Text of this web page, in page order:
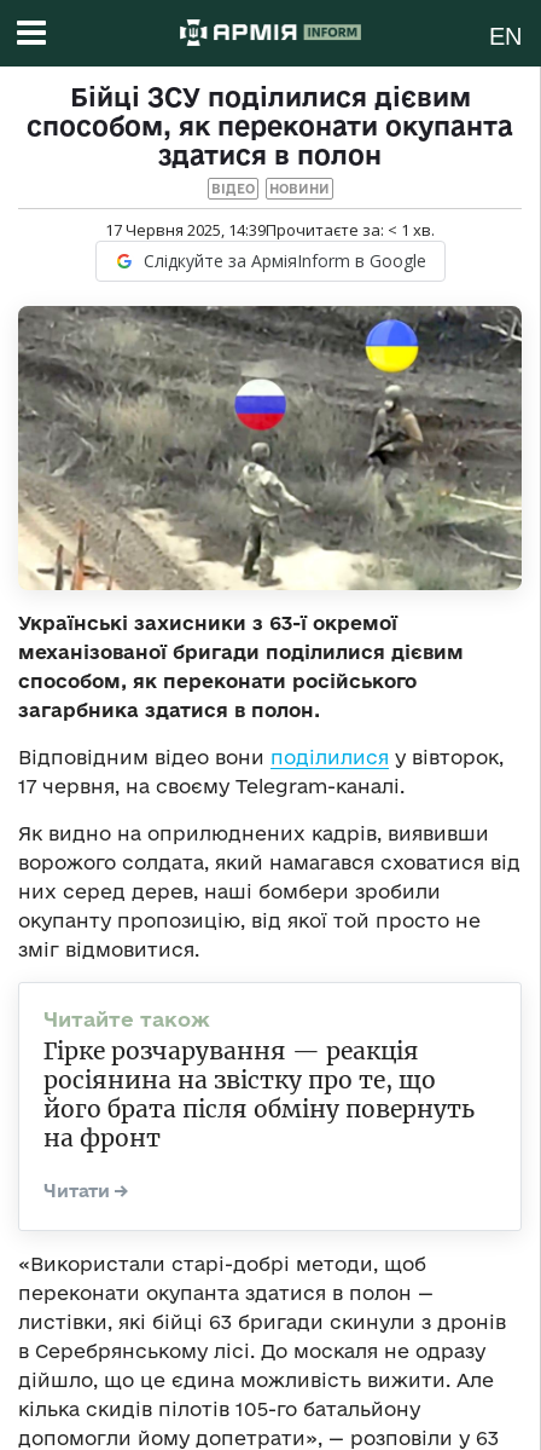
EN
Бійці ЗСУ поділилися дієвим
способом, як переконати окупанта
здатися в полон
ВІДЕО НОВИНИ
17 Червня 2025, 14:39Прочитаєте за: < 1 хв.
Слідкуйте за АрміяInform в Google
Українські захисники з 63-ї окремої
механізованої бригади поділилися дієвим
способом, як переконати російського
загарбника здатися в полон.
Відповідним відео вони поділилися у вівторок,
17 червня, на своєму Telegram-каналі.
Як видно на оприлюднених кадрів, виявивши
ворожого солдата, який намагався сховатися від
них серед дерев, наші бомбери зробили
окупанту пропозицію, від якої той просто не
зміг відмовитися.
Гірке розчарування — реакція
росіянина на звістку про те, що
його брата після обміну повернуть
на фронт
«Використали старі-добрі методи, щоб
переконати окупанта здатися в полон —
листівки, які бійці 63 бригади скинули з дронів
в Серебрянському лісі. До москаля не одразу
дійшло, що це єдина можливість вижити. Але
кілька скидів пілотів 105-го батальйону
допомогли йому допетрати», — розповіли у 63